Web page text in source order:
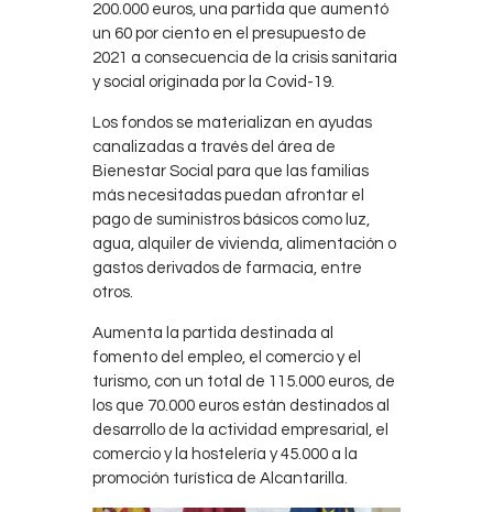
200.000 euros, una partida que aumentó
un 60 por ciento en el presupuesto de
2021 a consecuencia de la crisis sanitaria
y social originada por la Covid-19.
Los fondos se materializan en ayudas
canalizadas a través del área de
Bienestar Social para que las familias
más necesitadas puedan afrontar el
pago de suministros básicos como luz,
agua, alquiler de vivienda, alimentación o
gastos derivados de farmacia, entre
otros.
Aumenta la partida destinada al
fomento del empleo, el comercio y el
turismo, con un total de 115.000 euros, de
los que 70.000 euros están destinados al
desarrollo de la actividad empresarial, el
comercio y la hostelería y 45.000 a la
promoción turística de Alcantarilla.